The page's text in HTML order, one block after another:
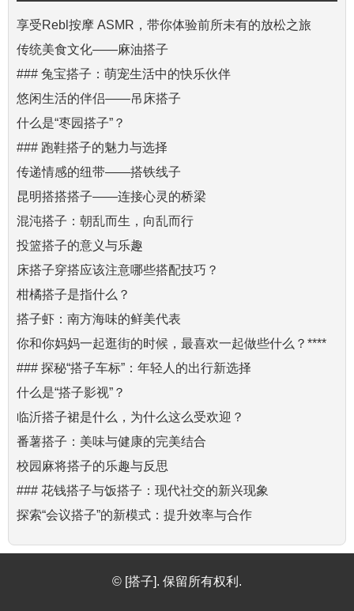
享受Rebl按摩 ASMR，带你体验前所未有的放松之旅
传统美食文化——麻油搭子
### 兔宝搭子：萌宠生活中的快乐伙伴
悠闲生活的伴侣——吊床搭子
什么是“枣园搭子”？
### 跑鞋搭子的魅力与选择
传递情感的纽带——搭铁线子
昆明搭搭搭子——连接心灵的桥梁
混沌搭子：朝乱而生，向乱而行
投篮搭子的意义与乐趣
床搭子穿搭应该注意哪些搭配技巧？
柑橘搭子是指什么？
搭子虾：南方海味的鲜美代表
你和你妈妈一起逛街的时候，最喜欢一起做些什么？****
### 探秘“搭子车标”：年轻人的出行新选择
什么是“搭子影视”？
临沂搭子裙是什么，为什么这么受欢迎？
番薯搭子：美味与健康的完美结合
校园麻将搭子的乐趣与反思
### 花钱搭子与饭搭子：现代社交的新兴现象
探索“会议搭子”的新模式：提升效率与合作
© [搭子]. 保留所有权利.